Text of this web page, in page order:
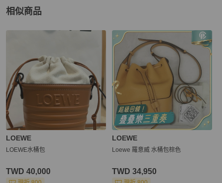
相似商品
更多相似LOEWE女包推薦精品
LOEWE
LOEWE水桶包
TWD 40,000
LOEWE
Loewe 羅意威 水桶包棕色
TWD 34,950